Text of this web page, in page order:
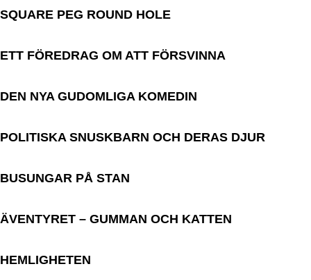
SQUARE PEG ROUND HOLE
ETT FÖREDRAG OM ATT FÖRSVINNA
DEN NYA GUDOMLIGA KOMEDIN
POLITISKA SNUSKBARN OCH DERAS DJUR
BUSUNGAR PÅ STAN
ÄVENTYRET – GUMMAN OCH KATTEN
HEMLIGHETEN